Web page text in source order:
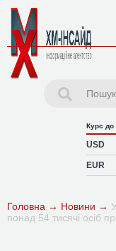
Курс до
USD
EUR
Головна → Новини →
понад 54 тисячі осіб